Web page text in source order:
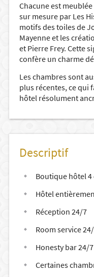
Chacune est
sur mesure par Les
motifs des toiles de
Mayenne et les
et Pierre Frey. Cette
confère un charme
Les chambres sont
plus récentes, ce qui
hôtel résolument
Descriptif
Boutique hôtel 4
Hôtel
Réception 24/7
Room service
Honesty bar 24/7
Certaines